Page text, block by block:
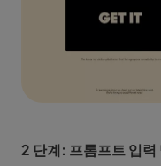
2 단계: 프롬프트 입력